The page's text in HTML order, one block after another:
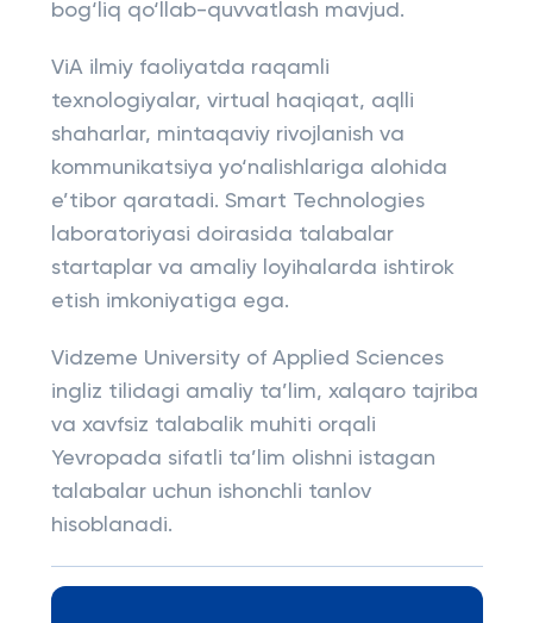
bog‘liq qo‘llab-quvvatlash mavjud.
ViA ilmiy faoliyatda raqamli
texnologiyalar, virtual haqiqat, aqlli
shaharlar, mintaqaviy rivojlanish va
kommunikatsiya yo‘nalishlariga alohida
e’tibor qaratadi. Smart Technologies
laboratoriyasi doirasida talabalar
startaplar va amaliy loyihalarda ishtirok
etish imkoniyatiga ega.
Vidzeme University of Applied Sciences
ingliz tilidagi amaliy ta’lim, xalqaro tajriba
va xavfsiz talabalik muhiti orqali
Yevropada sifatli ta’lim olishni istagan
talabalar uchun ishonchli tanlov
hisoblanadi.